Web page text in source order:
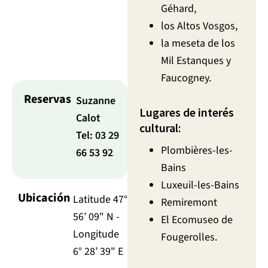
Reservas Suzanne
Calot
Tel: 03 29
66 53 92
Ubicación Latitude 47°
56’ 09" N -
Longitude
6° 28’ 39" E
Géhard,
los Altos Vosgos,
la meseta de los
Mil Estanques y
Faucogney.
Lugares de interés
cultural:
Plombières-les-
Bains
Luxeuil-les-Bains
Remiremont
El Ecomuseo de
Fougerolles.